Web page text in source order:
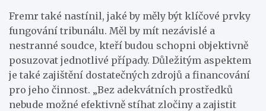
Fremr také nastínil, jaké by měly být klíčové prvky
fungování tribunálu. Měl by mít nezávislé a
nestranné soudce, kteří budou schopni objektivně
posuzovat jednotlivé případy. Důležitým aspektem
je také zajištění dostatečných zdrojů a financování
pro jeho činnost. „Bez adekvátních prostředků
nebude možné efektivně stíhat zločiny a zajistit